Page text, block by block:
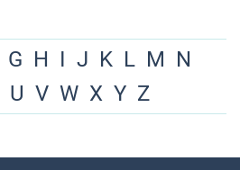
G H I J K L M N
U V W X Y Z